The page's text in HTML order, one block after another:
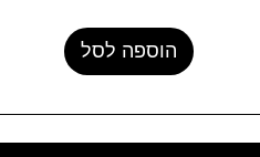
הוספה לסל